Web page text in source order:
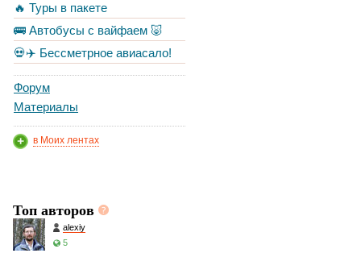
🔥 Туры в пакете
🚌 Автобусы с вайфаем 🐷
💀✈️ Бессметрное авиасало!
Форум
Материалы
в Моих лентах
Топ авторов
alexiy
5